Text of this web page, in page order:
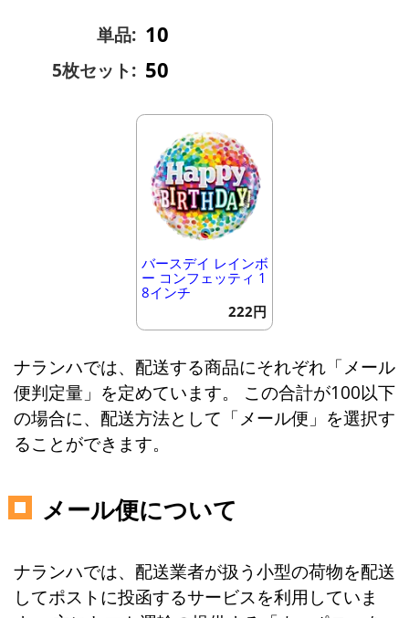
単品: 10
5枚セット: 50
バースデイ レインボ
ー コンフェッティ 1
8インチ
222円
ナランハでは、配送する商品にそれぞれ「メール
便判定量」を定めています。 この合計が100以下
の場合に、配送方法として「メール便」を選択す
ることができます。
メール便について
ナランハでは、配送業者が扱う小型の荷物を配送
してポストに投函するサービスを利用していま